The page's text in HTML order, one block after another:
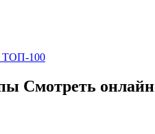
ТОП-100
Смотреть онлайн